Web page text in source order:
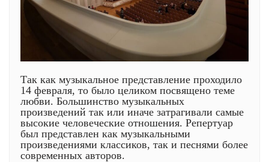
Так как музыкальное представление проходило
14 февраля, то было целиком посвящено теме
любви. Большинство музыкальных
произведений так или иначе затрагивали самые
высокие человеческие отношения. Репертуар
был представлен как музыкальными
произведениями классиков, так и песнями более
современных авторов.